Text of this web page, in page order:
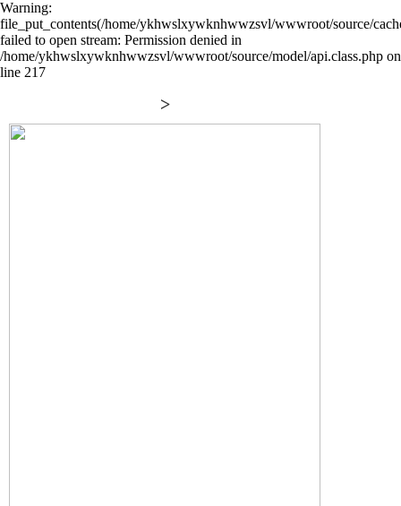
Warning:
file_put_contents(/home/ykhwslxywknhwwzsvl/wwwroot/source/
failed to open stream: Permission denied in
/home/ykhwslxywknhwwzsvl/wwwroot/source/model/api.class.php on
line 217
>